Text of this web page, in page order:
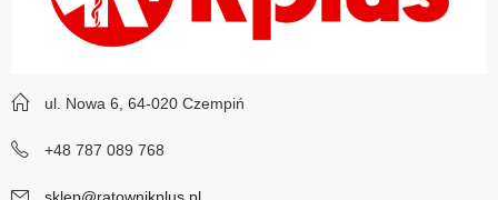
ul. Nowa 6, 64-020 Czempiń
+48 787 089 768
sklep@ratownikplus.pl